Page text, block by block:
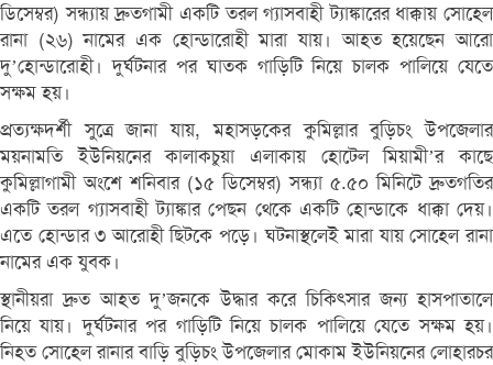
ডিসেম্বর) সন্ধ্যায় দ্রুতগামী একটি তরল গ্যাসবাহী ট্যাঙ্কারের ধাক্কায় সোহেল
রানা (২৬) নামের এক হোন্ডারোহী মারা যায়। আহত হয়েছেন আরো
দু’হোন্ডারোহী। দুর্ঘটনার পর ঘাতক গাড়িটি নিয়ে চালক পালিয়ে যেতে
সক্ষম হয়।
প্রত্যক্ষদর্শী সুত্রে জানা যায়, মহাসড়কের কুমিল্লার বুড়িচং উপজেলার
ময়নামতি ইউনিয়নের কালাকচুয়া এলাকায় হোটেল মিয়ামী’র কাছে
কুমিল্লাগামী অংশে শনিবার (১৫ ডিসেম্বর) সন্ধ্যা ৫.৫০ মিনিটে দ্রুতগতির
একটি তরল গ্যাসবাহী ট্যাঙ্কার পেছন থেকে একটি হোন্ডাকে ধাক্কা দেয়।
এতে হোন্ডার ৩ আরোহী ছিটকে পড়ে। ঘটনাস্থলেই মারা যায় সোহেল রানা
নামের এক যুবক।
স্থানীয়রা দ্রুত আহত দু’জনকে উদ্ধার করে চিকিৎসার জন্য হাসপাতালে
নিয়ে যায়। দুর্ঘটনার পর গাড়িটি নিয়ে চালক পালিয়ে যেতে সক্ষম হয়।
নিহত সোহেল রানার বাড়ি বুড়িচং উপজেলার মোকাম ইউনিয়নের লোহারচর